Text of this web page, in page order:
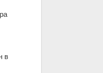
в